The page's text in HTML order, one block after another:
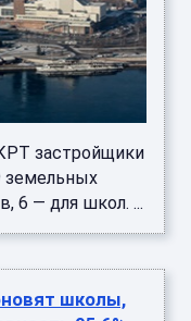
застройщики
земельных
6 — для школ. ...
школы,